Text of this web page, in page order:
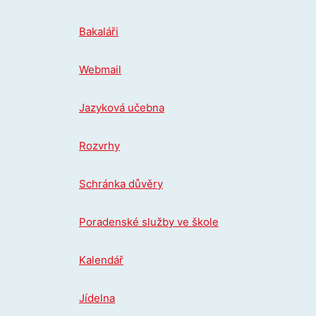
Bakaláři
Webmail
Jazyková učebna
Rozvrhy
Schránka důvěry
Poradenské služby ve škole
Kalendář
Jídelna